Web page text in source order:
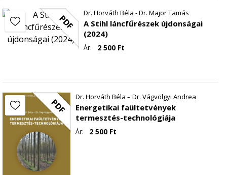
PDF Dr. Horváth Béla - Dr. Major Tamás
A Stihl láncfűrészek újdonságai
(2024)
Ár: 2 500 Ft
PDF Dr. Horváth Béla – Dr. Vágvölgyi Andrea
Energetikai faültetvények
termesztés-technológiája
Ár: 2 500 Ft